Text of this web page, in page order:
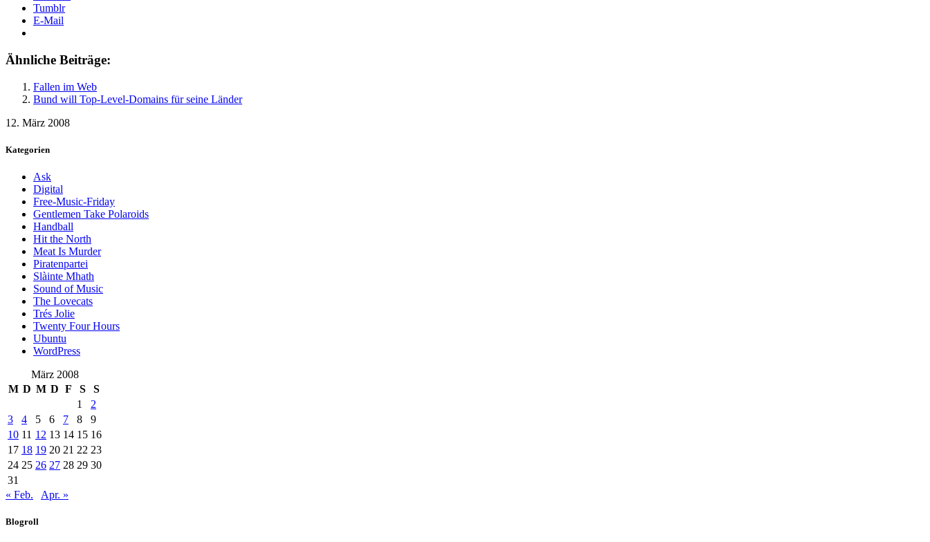
Tumblr
E-Mail
Ähnliche Beiträge:
Fallen im Web
Bund will Top-Level-Domains für seine Länder
12. März 2008
Kategorien
Ask
Digital
Free-Music-Friday
Gentlemen Take Polaroids
Handball
Hit the North
Meat Is Murder
Piratenpartei
Slàinte Mhath
Sound of Music
The Lovecats
Trés Jolie
Twenty Four Hours
Ubuntu
WordPress
März 2008
M D M D F S
S
1
2
3
4 5 6 7 8
9
10 11 12 13 14 15 16
17 18 19 20 21 22 23
24 25 26 27 28 29 30
31
« Feb.
Apr. »
Blogroll